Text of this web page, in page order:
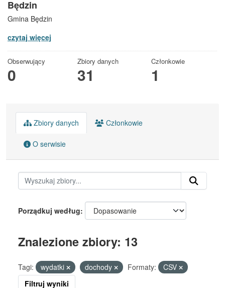
Będzin
Gmina Będzin
czytaj więcej
Obserwujący
0
Zbiory danych
31
Członkowie
1
Zbiory danych Członkowie
O serwisie
Porządkuj według
Znalezione zbiory: 13
Tagi: wydatki dochody Formaty:
CSV
Filtruj wyniki